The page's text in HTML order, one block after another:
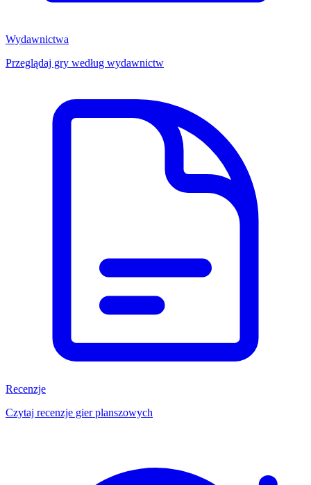
Wydawnictwa
Przeglądaj gry według wydawnictw
Recenzje
Czytaj recenzje gier planszowych